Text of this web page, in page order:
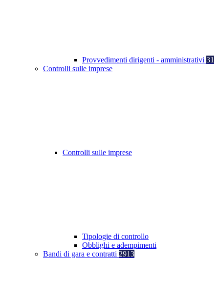
Provvedimenti dirigenti - amministrativi 31
Controlli sulle imprese
Controlli sulle imprese
Tipologie di controllo
Obblighi e adempimenti
Bandi di gara e contratti 2913